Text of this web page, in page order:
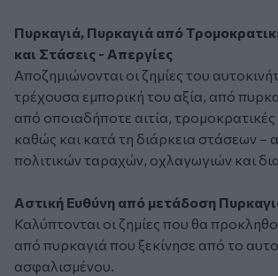
Πυρκαγιά, Πυρκαγιά από
και Στάσεις - Απεργίες
Αποζημιώνονται οι ζημίες του
τρέχουσα εμπορική του αξία, από
από οποιαδήποτε αιτία, τρομοκρατικές
καθώς και κατά τη διάρκεια στάσεων –
πολιτικών ταραχών, οχλαγωγιών και
Αστική Ευθύνη από μετάδοση
Καλύπτονται οι ζημίες που θα
από πυρκαγιά που ξεκίνησε από το
ασφαλισμένου.